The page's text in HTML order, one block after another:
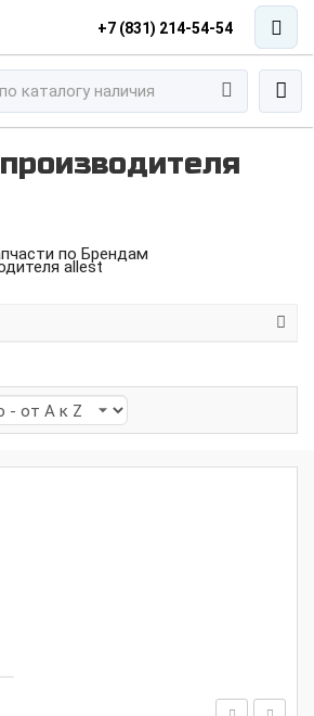
+7 (831) 214-54-54
по Брендам
allest